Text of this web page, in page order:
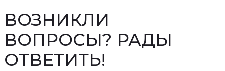
ВОЗНИКЛИ
ВОПРОСЫ? РАДЫ
ОТВЕТИТЬ!